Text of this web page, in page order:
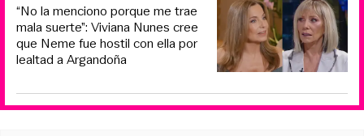
“No la menciono porque me trae
mala suerte”: Viviana Nunes cree
que Neme fue hostil con ella por
lealtad a Argandoña